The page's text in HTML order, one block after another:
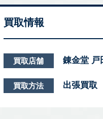
買取情報
買取店舗 錬金堂 戸
買取方法 出張買取